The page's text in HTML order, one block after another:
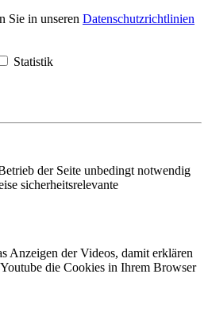
Sie in unseren Datenschutzrichtlinien
Statistik
der Seite unbedingt notwendig
sicherheitsrelevante
Anzeigen der Videos, damit erklären
die Cookies in Ihrem Browser